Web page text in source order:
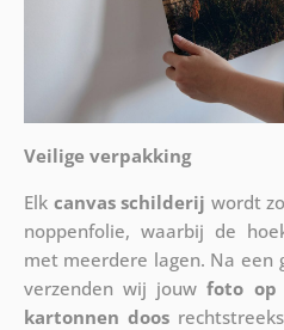
Veilige verpakking
Elk canvas schilderij wordt
noppenfolie, waarbij de
met meerdere lagen. Na een
verzenden wij jouwfoto op
kartonnen doos